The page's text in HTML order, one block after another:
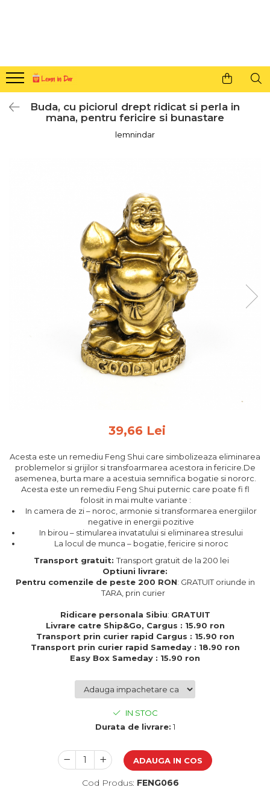
Agende din lemn
Agende 10x10
Semne de carte
Magneti de Craciun
Tablouri personalizate
Diplome si Plachete
Aromaterapie
Papioane din lemn
Decoratiuni pentru casa
Genti si portofele barbati din
piele naturala
Cadouri de Paste
Produse personalizate pentru
nunti si botezuri
Cadouri personalizate pentru
cei dragi
Cadouri pentru profesori
Cadouri pentru parinti
Cadouri pentru cea mai buna
Cadouri pentru bunici
Buda, cu piciorul drept ridicat si perla in
mana, pentru fericire si bunastare
lemnindar
39,66 Lei
Acesta este un remediu Feng Shui care simbolizeaza eliminarea
problemelor si grijilor si transfoarmarea acestora in fericire.De
asemenea, burta mare a acestuia semnifica bogatie si nororc.
Acesta este un remediu Feng Shui puternic care poate fi fl
folosit in mai multe variante :
In camera de zi – noroc, armonie si transformarea energiilor
negative in energii pozitive
In birou – stimularea invatatului si eliminarea stresului
La locul de munca – bogatie, fericire si noroc
Transport gratuit:Transport gratuit de la 200 lei
Optiuni livrare:
Pentru comenzile de peste 200 RON: GRATUIT oriunde in
TARA, prin curier
Ridicare personala Sibiu: GRATUIT
Livrare catre Ship&Go, Cargus : 15.90 ron
Transport prin curier rapid Cargus : 15.90 ron
Transport prin curier rapid Sameday : 18.90 ron
Easy Box Sameday : 15.90 ron
IN STOC
Durata de livrare: 1
ADAUGA IN COS
Cod Produs: FENG066